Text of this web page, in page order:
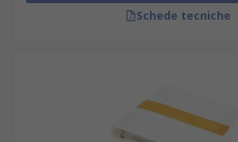
Schede tecniche